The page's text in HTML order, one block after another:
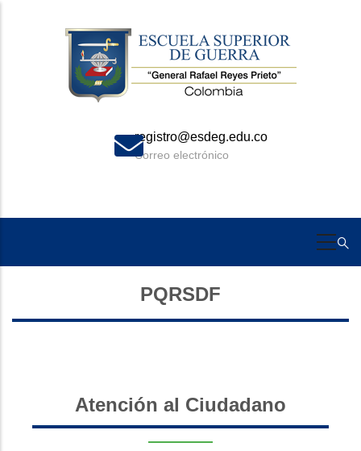
registro@esdeg.edu.co
Correo electrónico
PQRSDF
Atención al Ciudadano